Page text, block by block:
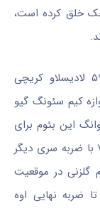
خلق کرده است،
در نیمه دوم برخلاف جریان بازی در دقیقه ۵۹ لادیسلاو کریچی
کیم سئونگ گیو
۶۷ تیزهوشی هوانگ این بئوم برای
کره‌ای‌ها گل تساوی را به ارمغان آورد. دقیقه ۷۷ با ضربه سری دیگر
گلزنی در موقعیت
هوانگ ساخت تا ضربه نهایی اوه